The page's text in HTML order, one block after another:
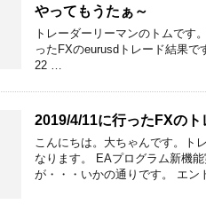
やってもうたぁ～
トレーダーリーマンのトムです
ったFXのeurusdトレード結果
22 …
2019/4/11に行ったFXの
こんにちは。大ちゃんです。ト
なります。 EAプログラム新機
が・・・いかの通りです。 エ